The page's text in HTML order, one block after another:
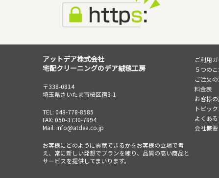
アットデア株式会社
宅配クリーニングのデア絨毯工房
〒338-0814
埼玉県さいたま市桜区宿3-1
TEL: 048-778-8585
FAX: 050-3730-7894
Mail: info@atdea.co.jp
お客様にどのように貢献できるかをお客様の立場で考
え、常に新しい発想でプランを練り、品質の高い商品と
サービスを提供してまいります。
ご利用
５つの
ご注文
料金表
お客様
トピック
よくあ
会社概要